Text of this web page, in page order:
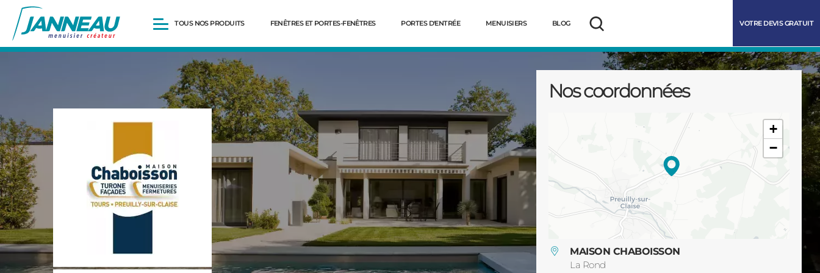
TOUS NOS PRODUITS
Démarrer
Volets roulants
Pergolas
Portails et portillons
Carports
Clôtures
FENÊTRES ET PORTES-FENÊTRES PORTES D'ENTRÉE MENUISIERS BLOG
Rechercher
VOTRE DEVIS GRATUIT
Nos coordonnées
+
−
MAISON CHABOISSON
La Rond